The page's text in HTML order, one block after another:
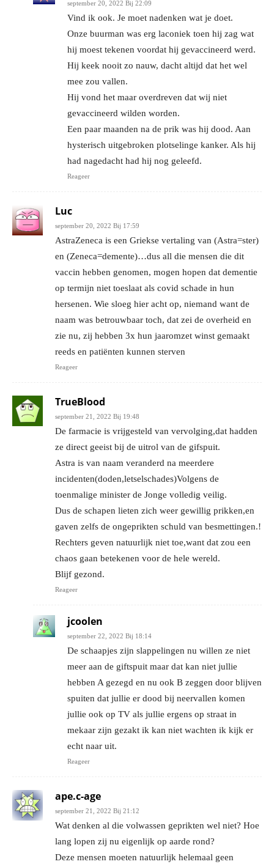
september 20, 2022 Bij 22:09
Vind ik ook. Je moet nadenken wat je doet.
Onze buurman was erg laconiek toen hij zag wat
hij moest tekenen voordat hij gevaccineerd werd.
Hij keek nooit zo nauw, dacht altijd dat het wel
mee zou vallen.
Hij vond het maar overdreven dat wij niet
gevaccineerd wilden worden.
Een paar maanden na de prik was hij dood. Aan
hysterisch uitgebroken plotselinge kanker. Als hij
had nagedacht had hij nog geleefd.
Reageer
Luc
september 20, 2022 Bij 17:59
AstraZeneca is een Griekse vertaling van (Astra=ster)
en (Zeneca=demente)…dus all die mensen die dit
vaccin hebben genomen, mogen hopen dat dementie
op termijn niet toeslaat als covid schade in hun
hersenen. Wie sloeg hier acht op, niemand want de
naam was betrouwbaar toch, dat zei de overheid en
zie nu, zij hebben 3x hun jaaromzet winst gemaakt
reeds en patiënten kunnen sterven
Reageer
TrueBlood
september 21, 2022 Bij 19:48
De farmacie is vrijgesteld van vervolging,dat hadden
ze direct geeist bij de uitrol van de gifspuit.
Astra is van naam veranderd na meerdere
incidenten(doden,letselschades)Volgens de
toenmalige minister de Jonge volledig veilig.
Dus de schapen lieten zich weer gewillig prikken,en
gaven zelfs de ongeprikten schuld van besmettingen.!
Rechters geven natuurlijk niet toe,want dat zou een
chaos gaan betekenen voor de hele wereld.
Blijf gezond.
Reageer
jcoolen
september 22, 2022 Bij 18:14
De schaapjes zijn slappelingen nu willen ze niet
meer aan de giftspuit maar dat kan niet jullie
hebben A gezegd en nu ook B zeggen door blijven
spuiten dat jullie er dood bij neervallen komen
jullie ook op TV als jullie ergens op straat in
mekaar zijn gezakt ik kan niet wachten ik kijk er
echt naar uit.
Reageer
ape.c-age
september 21, 2022 Bij 21:12
Wat denken al die volwassen geprikten wel niet? Hoe
lang lopen zij nu eigenlijk op aarde rond?
Deze mensen moeten natuurlijk helemaal geen